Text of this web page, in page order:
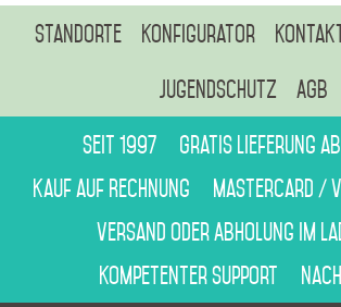
Standorte Konfigurator
Jugendschutz AGB
Seit 1997
Gratis Lieferung
Kauf auf Rechnung
Mastercard /
Versand oder Abholung im
Kompetenter Support